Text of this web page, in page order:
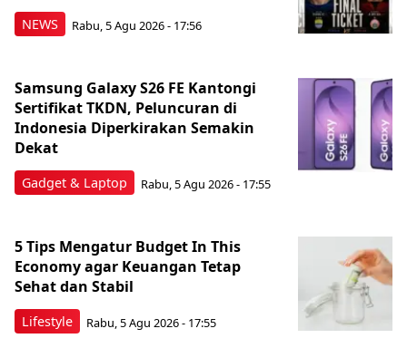
NEWS Rabu, 5 Agu 2026 - 17:56
Gadget & Laptop
Samsung Galaxy S26 FE Kantongi
Sertifikat TKDN, Peluncuran di
Indonesia Diperkirakan Semakin
Dekat
Rabu, 5 Agu 2026 - 17:55
Lifestyle
5 Tips Mengatur Budget In This
Economy agar Keuangan Tetap
Sehat dan Stabil
Rabu, 5 Agu 2026 - 17:55